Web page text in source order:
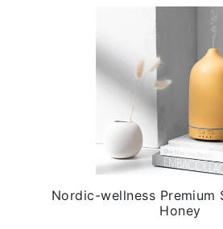
Nordic-wellness Premium
Honey